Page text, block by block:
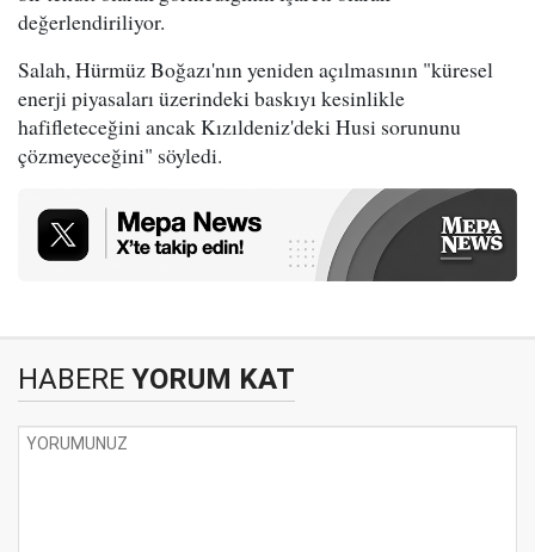
değerlendiriliyor.
Salah, Hürmüz Boğazı'nın yeniden açılmasının "küresel
enerji piyasaları üzerindeki baskıyı kesinlikle
hafifleteceğini ancak Kızıldeniz'deki Husi sorununu
çözmeyeceğini" söyledi.
HABERE YORUM KAT